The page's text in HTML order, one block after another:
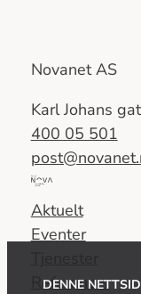
DENNE
Novanet AS
Karl Johans
400 05 501
Del
av
Nova
Group
Aktuelt
Eventer
Referanser